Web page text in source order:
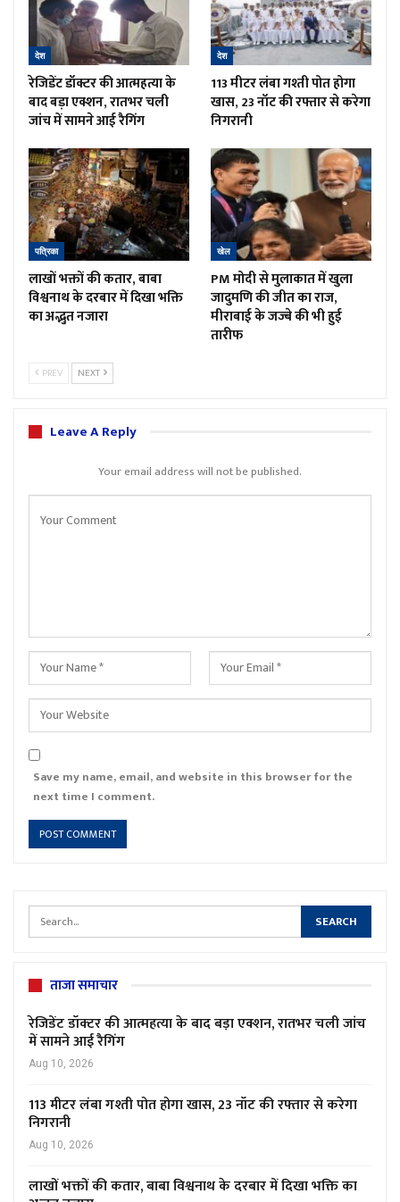
देश
रेजिडेंट डॉक्टर की आत्महत्या के
बाद बड़ा एक्शन, रातभर चली
जांच में सामने आई रैगिंग
देश
113 मीटर लंबा गश्ती पोत होगा
खास, 23 नॉट की रफ्तार से करेगा
निगरानी
पत्रिका
लाखों भक्तों की कतार, बाबा
विश्वनाथ के दरबार में दिखा भक्ति
का अद्भुत नजारा
खेल
PM मोदी से मुलाकात में खुला
जादुमणि की जीत का राज,
मीराबाई के जज्बे की भी हुई
तारीफ
PREV NEXT
Leave A Reply
Your email address will not be published.
Save my name, email, and website in this browser for the
next time I comment.
ताजा समाचार
रेजिडेंट डॉक्टर की आत्महत्या के बाद बड़ा एक्शन, रातभर चली जांच
में सामने आई रैगिंग
Aug 10, 2026
113 मीटर लंबा गश्ती पोत होगा खास, 23 नॉट की रफ्तार से करेगा
निगरानी
Aug 10, 2026
लाखों भक्तों की कतार, बाबा विश्वनाथ के दरबार में दिखा भक्ति का